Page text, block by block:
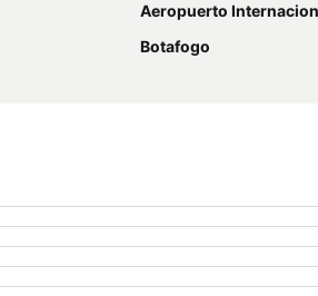
Aeropuerto Internacional de Galeão
Botafogo